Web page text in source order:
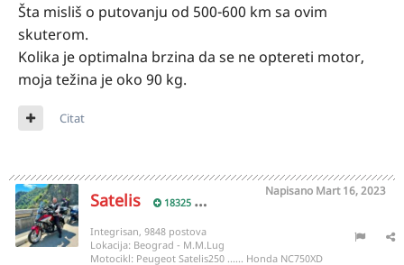
Šta misliš o putovanju od 500-600 km sa ovim
skuterom.
Kolika je optimalna brzina da se ne optereti motor,
moja težina je oko 90 kg.
Citat
Satelis 18325
Napisano Mart 16, 2023
Integrisan, 9848 postova
Lokacija: Beograd - M.M.Lug
Motocikl: Peugeot Satelis250 ...... Honda NC750XD